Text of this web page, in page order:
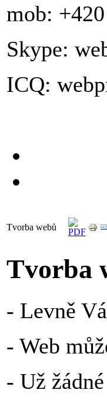
mob:
Skype:
ICQ:
Tvorba webů
Tvorba
- Levně
- Web
- Už